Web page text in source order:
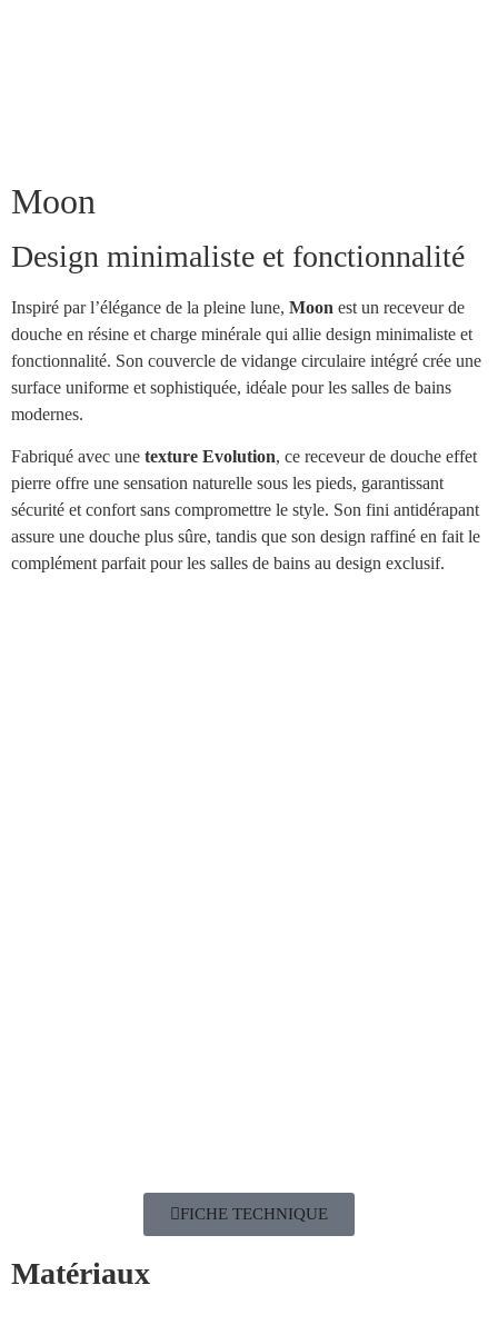
Moon
Design minimaliste et fonctionnalité
Inspiré par l’élégance de la pleine lune, Moon est un receveur de
douche en résine et charge minérale qui allie design minimaliste et
fonctionnalité. Son couvercle de vidange circulaire intégré crée une
surface uniforme et sophistiquée, idéale pour les salles de bains
modernes.
Fabriqué avec une texture Evolution, ce receveur de douche effet
pierre offre une sensation naturelle sous les pieds, garantissant
sécurité et confort sans compromettre le style. Son fini antidérapant
assure une douche plus sûre, tandis que son design raffiné en fait le
complément parfait pour les salles de bains au design exclusif.
FICHE TECHNIQUE
Matériaux